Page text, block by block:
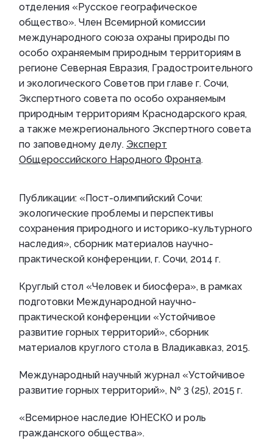
отделения «Русское географическое
общество». Член Всемирной комиссии
международного союза охраны природы по
особо охраняемым природным территориям в
регионе Северная Евразия, Градостроительного
и экологического Советов при главе г. Сочи,
Экспертного совета по особо охраняемым
природным территориям Краснодарского края,
а также межрегионального Экспертного совета
по заповедному делу. Эксперт
Общероссийского Народного Фронта.
Публикации: «Пост-олимпийский Сочи:
экологические проблемы и перспективы
сохранения природного и историко-культурного
наследия», сборник материалов научно-
практической конференции, г. Сочи, 2014 г.
Круглый стол «Человек и биосфера», в рамках
подготовки Международной научно-
практической конференции «Устойчивое
развитие горных территорий», сборник
материалов круглого стола в Владикавказ, 2015.
Международный научный журнал «Устойчивое
развитие горных территорий», № 3 (25), 2015 г.
«Всемирное наследие ЮНЕСКО и роль
гражданского общества».